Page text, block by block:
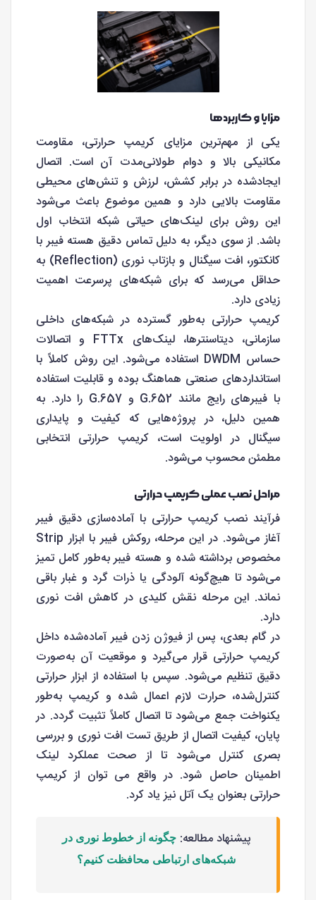
مزایا و کاربردها
یکی از مهم‌ترین مزایای کریمپ حرارتی، مقاومت
مکانیکی بالا و دوام طولانی‌مدت آن است. اتصال
ایجادشده در برابر کشش، لرزش و تنش‌های محیطی
مقاومت بالایی دارد و همین موضوع باعث می‌شود
این روش برای لینک‌های حیاتی شبکه انتخاب اول
باشد. از سوی دیگر، به دلیل تماس دقیق هسته فیبر با
کانکتور، افت سیگنال و بازتاب نوری (Reflection) به
حداقل می‌رسد که برای شبکه‌های پرسرعت اهمیت
زیادی دارد.
کریمپ حرارتی به‌طور گسترده در شبکه‌های داخلی
سازمانی، دیتاسنترها، لینک‌های FTTx و اتصالات
حساس DWDM استفاده می‌شود. این روش کاملاً با
استانداردهای صنعتی هماهنگ بوده و قابلیت استفاده
با فیبرهای رایج مانند G.652 و G.657 را دارد. به
همین دلیل، در پروژه‌هایی که کیفیت و پایداری
سیگنال در اولویت است، کریمپ حرارتی انتخابی
مطمئن محسوب می‌شود.
مراحل نصب عملی کریمپ حرارتی
فرآیند نصب کریمپ حرارتی با آماده‌سازی دقیق فیبر
آغاز می‌شود. در این مرحله، روکش فیبر با ابزار Strip
مخصوص برداشته شده و هسته فیبر به‌طور کامل تمیز
می‌شود تا هیچ‌گونه آلودگی یا ذرات گرد و غبار باقی
نماند. این مرحله نقش کلیدی در کاهش افت نوری
دارد.
در گام بعدی، پس از فیوژن زدن فیبر آماده‌شده داخل
کریمپ حرارتی قرار می‌گیرد و موقعیت آن به‌صورت
دقیق تنظیم می‌شود. سپس با استفاده از ابزار حرارتی
کنترل‌شده، حرارت لازم اعمال شده و کریمپ به‌طور
یکنواخت جمع می‌شود تا اتصال کاملاً تثبیت گردد. در
پایان، کیفیت اتصال از طریق تست افت نوری و بررسی
بصری کنترل می‌شود تا از صحت عملکرد لینک
اطمینان حاصل شود. در واقع می توان از کریمپ
حرارتی بعنوان یک آتل نیز یاد کرد.
پیشنهاد مطالعه:چگونه از خطوط نوری در
شبکه‌های ارتباطی محافظت کنیم؟